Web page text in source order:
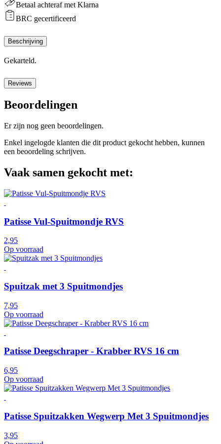
aantal
Betaal achteraf met Klarna
BRC gecertificeerd
Beschrijving
Gekarteld.
Reviews
Beoordelingen
Er zijn nog geen beoordelingen.
Enkel ingelogde klanten die dit product gekocht hebben, kunnen
een beoordeling schrijven.
Vaak samen gekocht met:
Patisse Vul-Spuitmondje RVS
2,95
Op voorraad
Spuitzak met 3 Spuitmondjes
7,95
Op voorraad
Patisse Deegschraper - Krabber RVS 16 cm
6,95
Op voorraad
Patisse Spuitzakken Wegwerp Met 3 Spuitmondjes
3,95